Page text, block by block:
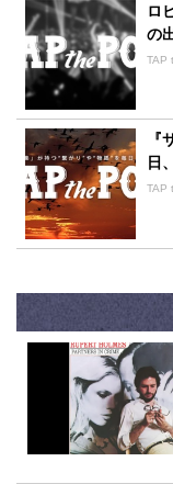
ロ
の
TAP
『
日
TAP